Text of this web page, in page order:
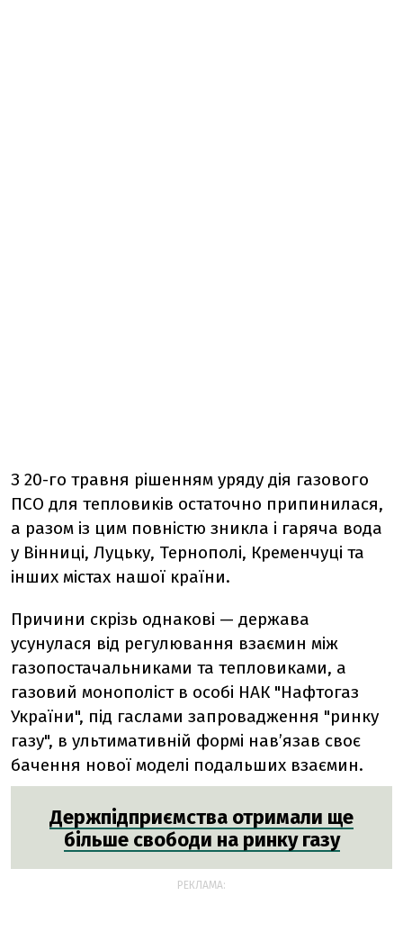
З 20-го травня рішенням уряду дія газового
ПСО для тепловиків остаточно припинилася,
а разом із цим повністю зникла і гаряча вода
у Вінниці, Луцьку, Тернополі, Кременчуці та
інших містах нашої країни.
Причини скрізь однакові — держава
усунулася від регулювання взаємин між
газопостачальниками та тепловиками, а
газовий монополіст в особі НАК "Нафтогаз
України", під гаслами запровадження "ринку
газу", в ультимативній формі нав’язав своє
бачення нової моделі подальших взаємин.
Держпідприємства отримали ще
більше свободи на ринку газу
РЕКЛАМА: